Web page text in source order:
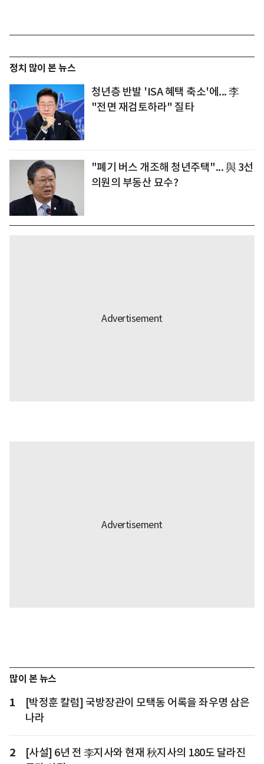
정치 많이 본 뉴스
청년층 반발 'ISA 혜택 축소'에... 李
"전면 재검토하라" 질타
"폐기 버스 개조해 청년주택"... 與 3선
의원의 부동산 묘수?
많이 본 뉴스
1
[박정훈 칼럼] 국방장관이 모택동 어록을 좌우명 삼은
나라
2
[사설] 6년 전 李지사와 현재 秋지사의 180도 달라진